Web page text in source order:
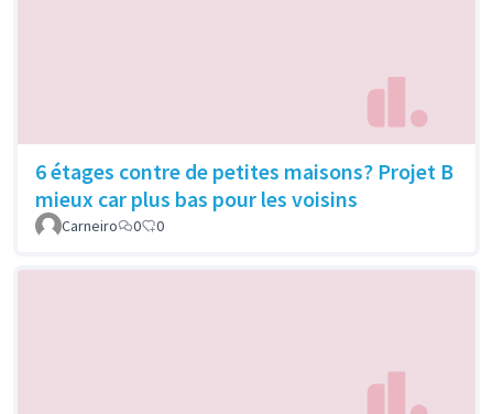
6 étages contre de petites maisons? Projet B
mieux car plus bas pour les voisins
Carneiro 0 0